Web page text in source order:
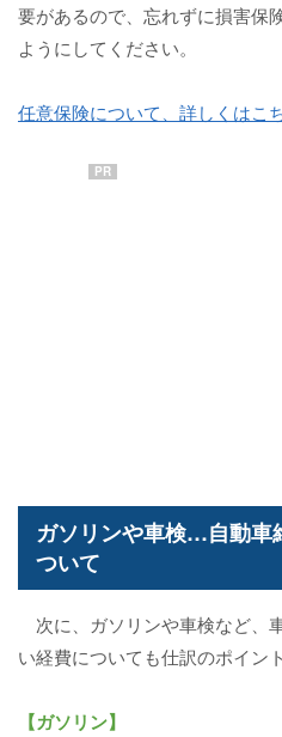
要があるので、忘れずに損害保
ようにしてください。
任意保険について、詳しくはこ
PR
ガソリンや車検…自動車
ついて
次に、ガソリンや車検など、
い経費についても仕訳のポイン
【ガソリン】